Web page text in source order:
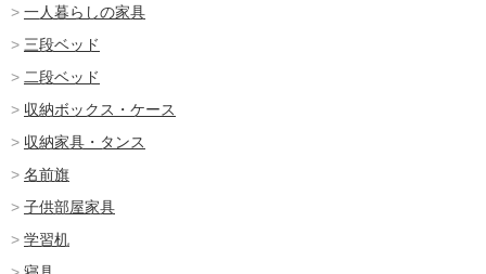
一人暮らしの家具
三段ベッド
二段ベッド
収納ボックス・ケース
収納家具・タンス
名前旗
子供部屋家具
学習机